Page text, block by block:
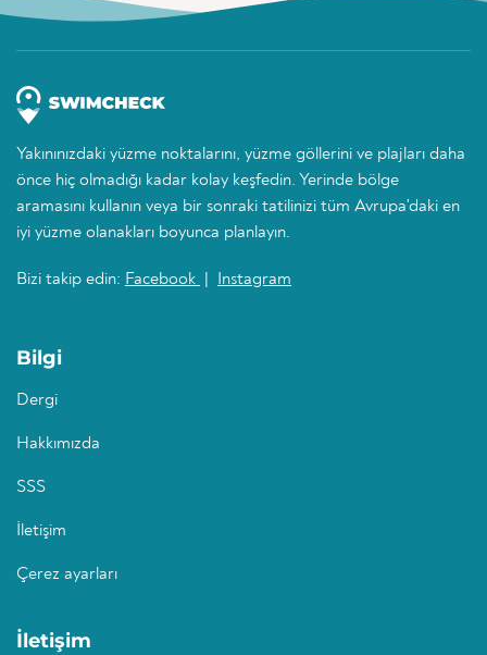
Yakınınızdaki yüzme noktalarını, yüzme göllerini ve plajları daha
önce hiç olmadığı kadar kolay keşfedin. Yerinde bölge
aramasını kullanın veya bir sonraki tatilinizi tüm Avrupa'daki en
iyi yüzme olanakları boyunca planlayın.
Bizi takip edin: Facebook Instagram
Bilgi
Dergi
Hakkımızda
SSS
İletişim
Çerez ayarları
İletişim